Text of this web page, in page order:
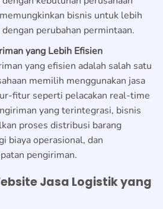
bisnis untuk lebih
perubahan permintaan.
yang Lebih Efisien
yang efisien adalah salah satu
memilih menggunakan jasa
fitur seperti pelacakan real-time
yang terintegrasi, bisnis
proses distribusi barang
biaya operasional, dan
pengiriman.
Jasa Logistik yang